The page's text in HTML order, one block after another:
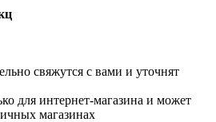
свяжутся с вами и уточнят
для интернет-магазина и может
магазинах